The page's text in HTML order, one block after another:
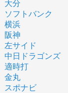
大分
ソフトバンク
横浜
阪神
左サイド
中日ドラゴンズ
適時打
金丸
スポナビ